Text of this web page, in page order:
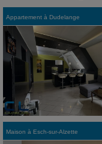
Appartement à Dudelange
Maison à Esch-sur-Alzette